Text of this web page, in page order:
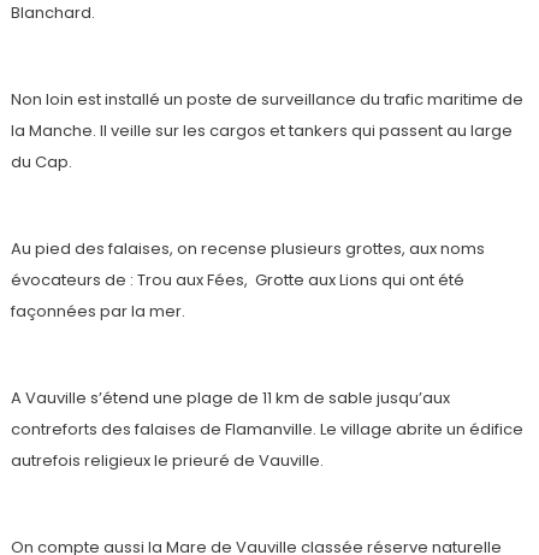
Blanchard.
Non loin est installé un poste de surveillance du trafic maritime de
la Manche. Il veille sur les cargos et tankers qui passent au large
du Cap.
Au pied des falaises, on recense plusieurs grottes, aux noms
évocateurs de : Trou aux Fées, Grotte aux Lions qui ont été
façonnées par la mer.
A Vauville s’étend une plage de 11 km de sable jusqu’aux
contreforts des falaises de Flamanville. Le village abrite un édifice
autrefois religieux le prieuré de Vauville.
On compte aussi la Mare de Vauville classée réserve naturelle